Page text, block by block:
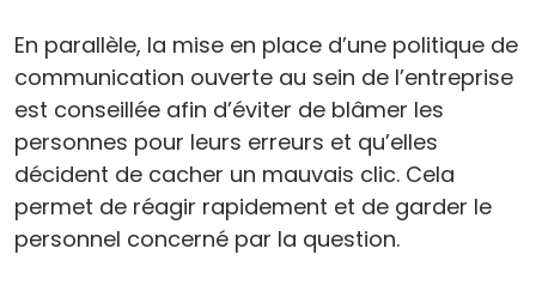
En parallèle, la mise en place d’une politique de
communication ouverte au sein de l’entreprise
est conseillée afin d’éviter de blâmer les
personnes pour leurs erreurs et qu’elles
décident de cacher un mauvais clic. Cela
permet de réagir rapidement et de garder le
personnel concerné par la question.